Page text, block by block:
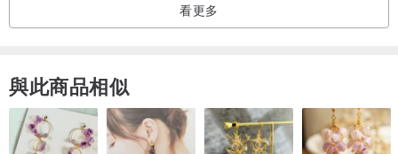
看更多
與此商品相似